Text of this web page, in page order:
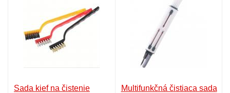
Sada kief na čistenie
Multifunkčná čistiaca sada